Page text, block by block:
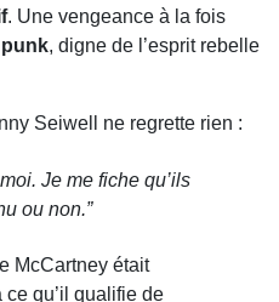
. Une vengeance à la fois
, digne de l’esprit rebelle
Seiwell ne regrette rien :
Je me fiche qu’ils
ou non.”
McCartney était
ce qu’il qualifie de